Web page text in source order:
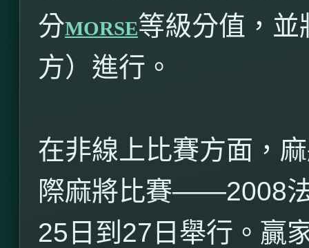
分MORSE等級分值，並
方）進行。
在非線上比賽方面，
際麻將比賽——2008
25 日到 27 日舉行。贏